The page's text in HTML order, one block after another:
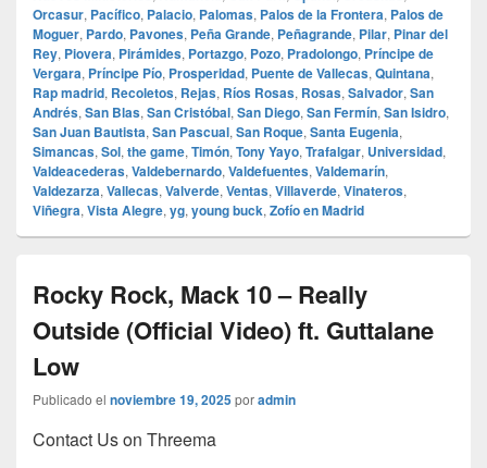
Orcasur, Pacífico, Palacio, Palomas, Palos de la Frontera, Palos de
Moguer, Pardo, Pavones, Peña Grande, Peñagrande, Pilar, Pinar del
Rey, Piovera, Pirámides, Portazgo, Pozo, Pradolongo, Príncipe de
Vergara, Príncipe Pío, Prosperidad, Puente de Vallecas, Quintana,
Rap madrid, Recoletos, Rejas, Ríos Rosas, Rosas, Salvador, San
Andrés, San Blas, San Cristóbal, San Diego, San Fermín, San Isidro,
San Juan Bautista, San Pascual, San Roque, Santa Eugenia,
Simancas, Sol, the game, Timón, Tony Yayo, Trafalgar, Universidad,
Valdeacederas, Valdebernardo, Valdefuentes, Valdemarín,
Valdezarza, Vallecas, Valverde, Ventas, Villaverde, Vinateros,
Viñegra, Vista Alegre, yg, young buck, Zofío en Madrid
Rocky Rock, Mack 10 – Really
Outside (Official Video) ft. Guttalane
Low
Publicado el noviembre 19, 2025poradmin
Contact Us on Threema